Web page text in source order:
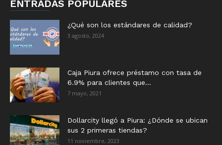
ENTRADAS POPULARES
¿Qué son los estándares de calidad?
3 agosto, 2024
Caja Piura ofrece préstamo con tasa de
6.9% para clientes que...
7 mayo, 2021
Dollarcity llegó a Piura: ¿Dónde se ubican
sus 2 primeras tiendas?
11 noviembre, 2023